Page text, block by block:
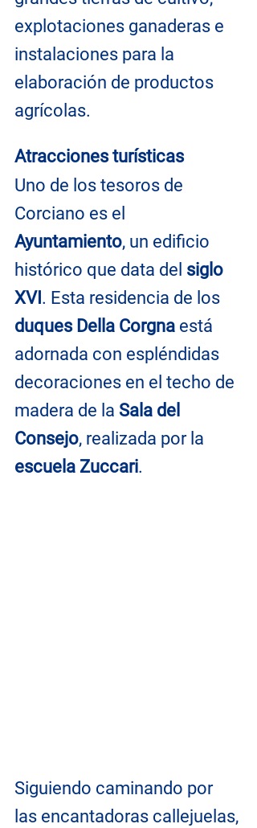
explotaciones ganaderas e
instalaciones para la
elaboración de productos
agrícolas.
Atracciones turísticas
Uno de los tesoros de
Corciano es el
Ayuntamiento, un edificio
histórico que data del siglo
XVI . Esta residencia de los
duques Della Corgna está
adornada con espléndidas
decoraciones en el techo de
madera de la Sala del
Consejo, realizada por la
escuela Zuccari.
Siguiendo caminando por
las encantadoras callejuelas,